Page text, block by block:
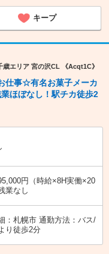
キープ
エリア 宮の沢CL 《Acqt1C》
仕事☆有名お菓子メーカ
ほぼなし！駅チカ徒歩2
円（時給×8H実働×20
業なし
：札幌市 通勤方法：バス/
り徒歩2分